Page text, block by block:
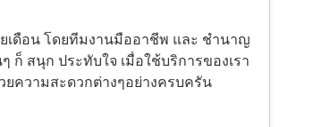
เดือน โดยทีมงานมืออาชีพ และ ชำนาญ
สนุก ประทับใจ เมื่อใช้บริการของเรา
ความสะดวกต่างๆอย่างครบครัน